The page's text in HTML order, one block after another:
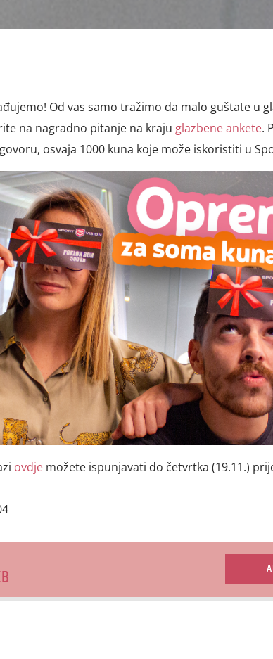
Od vas samo tražimo da malo guštate u
na nagradno pitanje na kraju glazbene ankete.
osvaja 1000 kuna koje može iskoristiti u
ovdjemožete ispunjavati do četvrtka (19.11.)